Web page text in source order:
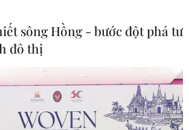
Kinh nghiệm để tránh bỏ
trong xe buýt
đến, tài xế phải xuống cuối xe
còn học sinh nào ở lại trên xe
sông Hồng - bước đột phá tư
đô thị